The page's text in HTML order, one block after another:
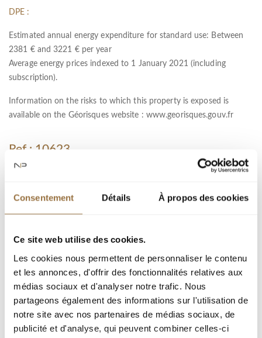
Consentement Détails À propos des cookies
Ce site web utilise des cookies.
Les cookies nous permettent de personnaliser le contenu
et les annonces, d'offrir des fonctionnalités relatives aux
médias sociaux et d'analyser notre trafic. Nous
partageons également des informations sur l'utilisation de
notre site avec nos partenaires de médias sociaux, de
publicité et d'analyse, qui peuvent combiner celles-ci
DPE :
Estimated annual energy expenditure for standard use: Between
2381 € and 3221 € per year
Average energy prices indexed to 1 January 2021 (including
subscription).
Information on the risks to which this property is exposed is
available on the Géorisques website : www.georisques.gouv.fr
Ref : 10623
Тип недвижимости : Квартира
Комната : 3
Спальня : 1
Добавить к подборке